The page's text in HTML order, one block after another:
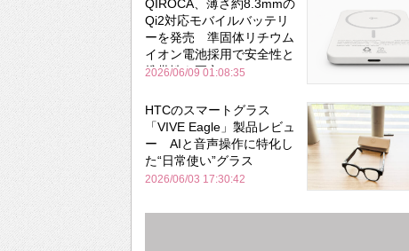
QIROCA、薄さ約8.3mmの
Qi2対応モバイルバッテリ
ーを発売 準固体リチウム
イオン電池採用で安全性と
携帯性を両立
2026/06/09 01:08:35
HTCのスマートグラス
「VIVE Eagle」製品レビュ
ー AIと音声操作に特化し
た“日常使い”グラス
2026/06/03 17:30:42